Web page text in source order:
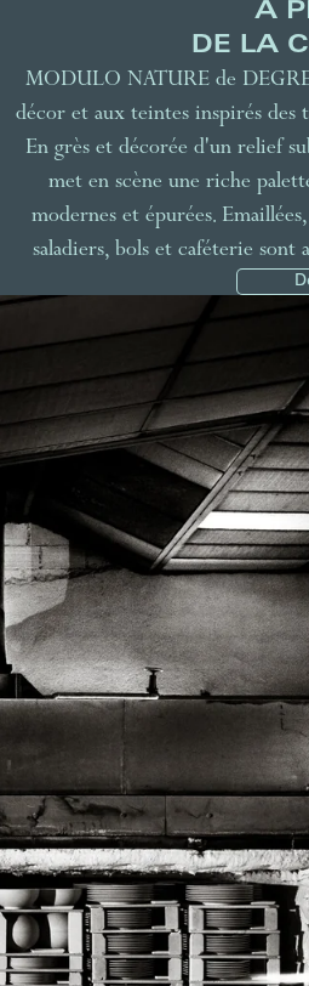
À
DE LA
MODULO NATURE de
décor et aux teintes inspirés des
En grès et décorée d'un relief
met en scène une riche
modernes et épurées.
saladiers, bols et caféterie sont